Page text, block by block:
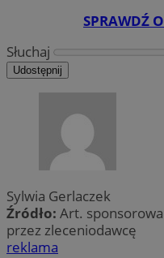
SPRAWDŹ
Słuchaj
Udostępnij
Sylwia Gerlaczek
Źródło: Art.
przez zleceniodawcę
reklama